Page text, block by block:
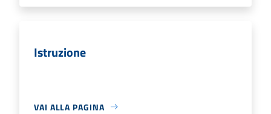
Istruzione
VAI ALLA PAGINA